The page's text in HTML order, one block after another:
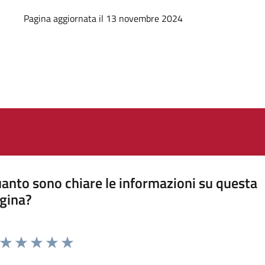
Pagina aggiornata il 13 novembre 2024
sono chiare le informazioni su questa
Valuta da 1 a 5 stelle la pagina